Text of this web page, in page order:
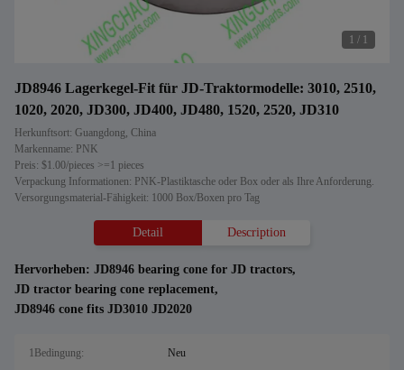
1 / 1
JD8946 Lagerkegel-Fit für JD-Traktormodelle: 3010, 2510,
1020, 2020, JD300, JD400, JD480, 1520, 2520, JD310
Herkunftsort: Guangdong, China
Markenname: PNK
Preis: $1.00/pieces >=1 pieces
Verpackung Informationen: PNK-Plastiktasche oder Box oder als Ihre Anforderung.
Versorgungsmaterial-Fähigkeit: 1000 Box/Boxen pro Tag
Detail Description
Hervorheben: JD8946 bearing cone for JD tractors,
JD tractor bearing cone replacement,
JD8946 cone fits JD3010 JD2020
1Bedingung: Neu